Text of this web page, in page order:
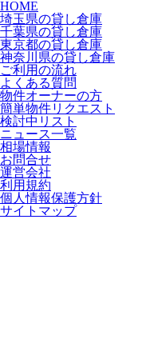
HOME
埼玉県の貸し倉庫
千葉県の貸し倉庫
東京都の貸し倉庫
神奈川県の貸し倉庫
ご利用の流れ
よくある質問
物件オーナーの方
簡単物件リクエスト
検討中リスト
ニュース一覧
相場情報
お問合せ
運営会社
利用規約
個人情報保護方針
サイトマップ